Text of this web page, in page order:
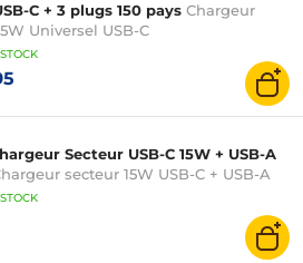
C + 3 plugs 150 pays Chargeur
Universel USB-C
STOCK
Secteur USB-C 15W + USB-A
secteur 15W USB-C + USB-A
STOCK